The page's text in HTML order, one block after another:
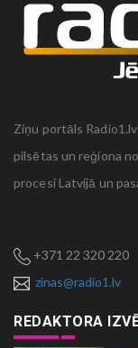
Ziņu portāls
pilsētas un reģiona
procesi Latvijā un
+371 22 320 220
zinas@radio1.lv
REDAKTORA